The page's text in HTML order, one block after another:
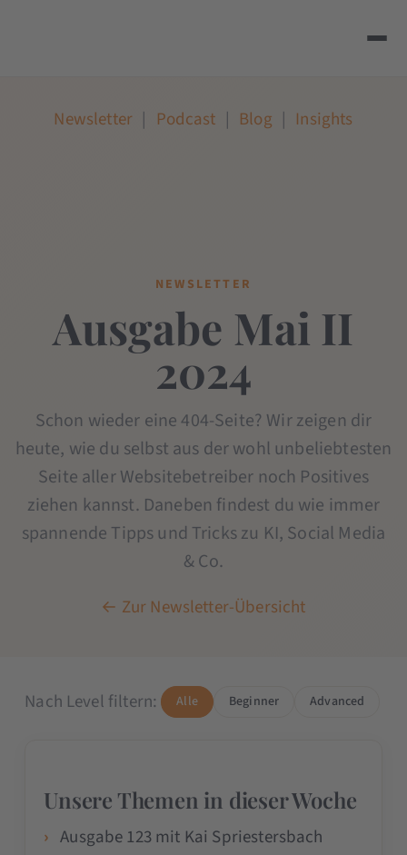
Newsletter | Podcast | Blog | Insights
NEWSLETTER
Ausgabe Mai II
2024
Schon wieder eine 404-Seite? Wir zeigen dir
heute, wie du selbst aus der wohl unbeliebtesten
Seite aller Websitebetreiber noch Positives
ziehen kannst. Daneben findest du wie immer
spannende Tipps und Tricks zu KI, Social Media
& Co.
← Zur Newsletter-Übersicht
Nach Level filtern: Alle Beginner Advanced
Unsere Themen in dieser Woche
Ausgabe 123 mit Kai Spriestersbach